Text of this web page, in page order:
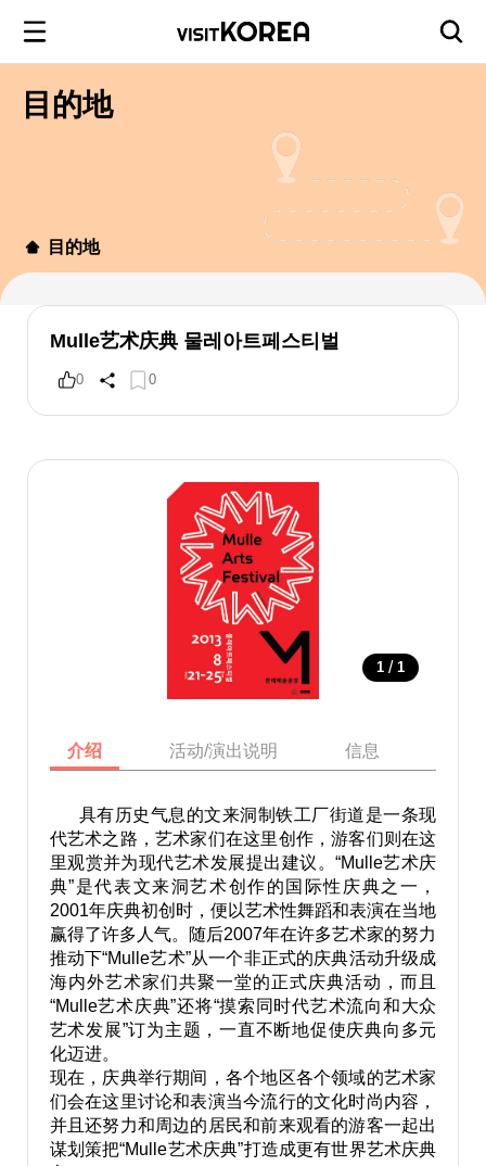
目的地
目的地
Mulle艺术庆典 물레아트페스티벌
0 0
1 / 1
介绍 活动/演出说明 信息
具有历史气息的文来洞制铁工厂街道是一条现
代艺术之路，艺术家们在这里创作，游客们则在这
里观赏并为现代艺术发展提出建议。“Mulle艺术庆
典”是代表文来洞艺术创作的国际性庆典之一，
2001年庆典初创时，便以艺术性舞蹈和表演在当地
赢得了许多人气。随后2007年在许多艺术家的努力
推动下“Mulle艺术”从一个非正式的庆典活动升级成
海内外艺术家们共聚一堂的正式庆典活动，而且
“Mulle艺术庆典”还将“摸索同时代艺术流向和大众
艺术发展”订为主题，一直不断地促使庆典向多元
化迈进。
现在，庆典举行期间，各个地区各个领域的艺术家
们会在这里讨论和表演当今流行的文化时尚内容，
并且还努力和周边的居民和前来观看的游客一起出
谋划策把“Mulle艺术庆典”打造成更有世界艺术庆典